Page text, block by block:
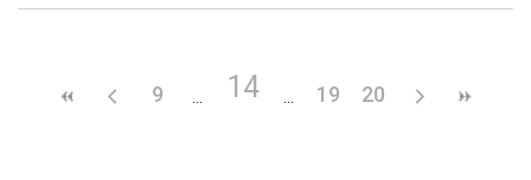
9 14 19 20